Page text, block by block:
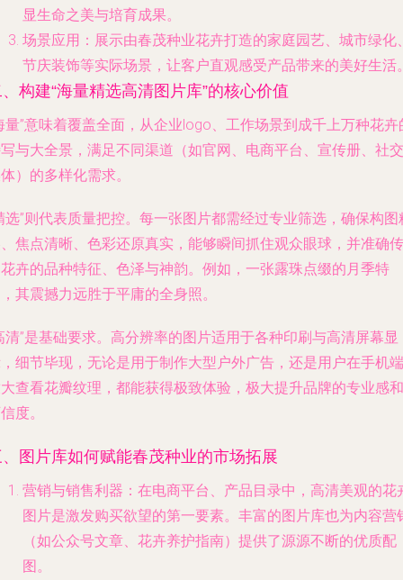
显生命之美与培育成果。
场景应用 ：展示由春茂种业花卉打造的家庭园艺、城市绿化
节庆装饰等实际场景，让客户直观感受产品带来的美好生活
构建“海量精选高清图片库”的核心价值
量”意味着覆盖全面，从企业logo、工作场景到成千上万种花卉
与大全景，满足不同渠道（如官网、电商平台、宣传册、社交
）的多样化需求。
选”则代表质量把控。每一张图片都需经过专业筛选，确保构图
焦点清晰、色彩还原真实，能够瞬间抓住观众眼球，并准确传
卉的品种特征、色泽与神韵。例如，一张露珠点缀的月季特
其震撼力远胜于平庸的全身照。
清”是基础要求。高分辨率的图片适用于各种印刷与高清屏幕显
细节毕现，无论是用于制作大型户外广告，还是用户在手机端
查看花瓣纹理，都能获得极致体验，极大提升品牌的专业感和
度。
图片库如何赋能春茂种业的市场拓展
营销与销售利器 ：在电商平台、产品目录中，高清美观的花
图片是激发购买欲望的第一要素。丰富的图片库也为内容营
（如公众号文章、花卉养护指南）提供了源源不断的优质配
图。